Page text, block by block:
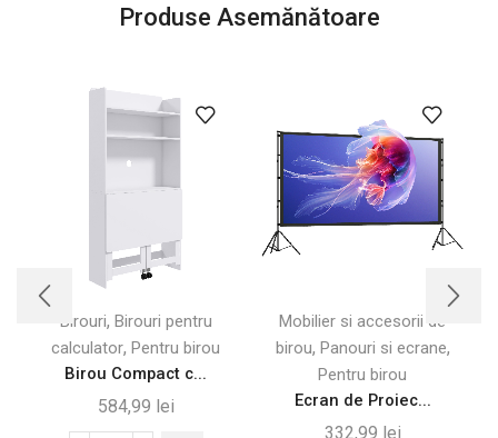
Produse Asemănătoare
Birouri, Birouri pentru
calculator, Pentru birou
Birou Compact c...
584,99 lei
Mobilier si accesorii de
birou, Panouri si ecrane,
Pentru birou
Ecran de Proiec...
332,99 lei